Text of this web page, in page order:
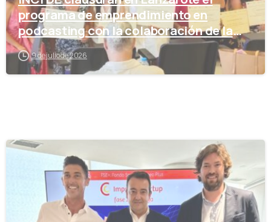
programa de emprendimiento en
podcasting con la colaboración de la
Cámara de Comercio
9 de julio de 2026